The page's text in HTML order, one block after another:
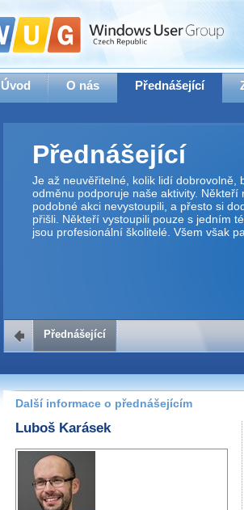
Úvod O nás Přednášející
Přednášející
Je až neuvěřitelné, kolik lidí dobrovolně,
odměnu podporuje naše aktivity. Někteří
podobné akci nevystoupili, a přesto si
přišli. Někteří vystoupili pouze s jedním
jsou profesionální školitelé. Všem však
Přednášející
Další informace o přednášejícím
Luboš Karásek